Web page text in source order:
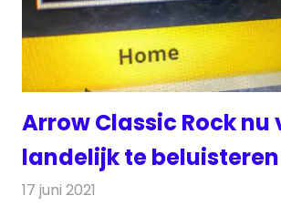
Arrow Classic Rock nu
landelijk te beluisteren
17 juni 2021